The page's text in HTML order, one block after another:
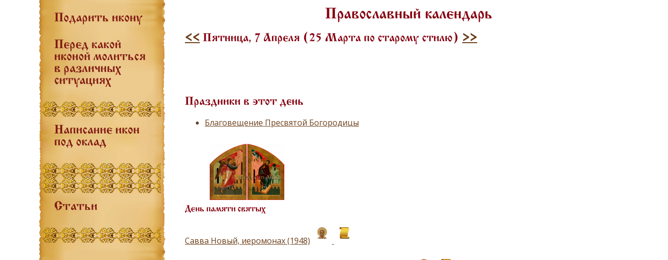
Подарить икону
Перед какой
иконой молиться
в различных
ситуациях
Написание икон
под оклад
Статьи
Православный календарь
<< Пятница, 7 Апреля (25 Марта по старому стилю) >>
Праздники в этот день
Благовещение Пресвятой Богородицы
День памяти святых
Савва Новый, иеромонах (1948)